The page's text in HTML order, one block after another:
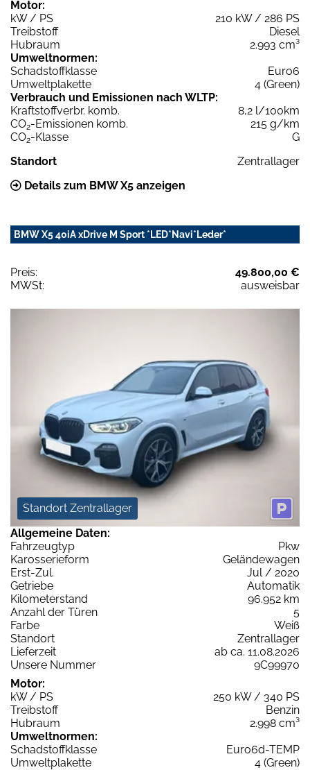
Motor:
kW / PS
210 kW / 286 PS
Treibstoff
Diesel
Hubraum
2.993 cm³
Umweltnormen:
Schadstoffklasse
Euro6
Umweltplakette
4 (Green)
Verbrauch und Emissionen nach WLTP:
Kraftstoffverbr. komb.
8,2 l/100km
CO2-Emissionen komb.
215 g/km
CO2-Klasse
G
Standort
Zentrallager
Details zum BMW X5 anzeigen
BMW X5 40iA xDrive M Sport *LED*Navi*Leder*
Preis:
49.800,00 €
MWSt:
ausweisbar
Standort Zentrallager
Allgemeine Daten:
Fahrzeugtyp
Pkw
Karosserieform
Geländewagen
Erst-Zul.
Jul / 2020
Getriebe
Automatik
Kilometerstand
96.952 km
Anzahl der Türen
5
Farbe
Weiß
Standort
Zentrallager
Lieferzeit
ab ca. 11.08.2026
Unsere Nummer
9C99970
Motor:
kW / PS
250 kW / 340 PS
Treibstoff
Benzin
Hubraum
2.998 cm³
Umweltnormen:
Schadstoffklasse
Euro6d-TEMP
Umweltplakette
4 (Green)